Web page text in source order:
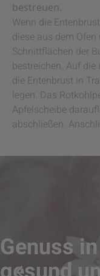
bestreuen.
Wenn die
diese aus dem
Schnittflächen der
bestreichen. Auf
die Entenbrust in
legen. Das
Apfelscheibe
abschließen.
Genuss